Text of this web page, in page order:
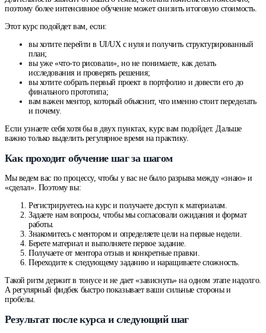
поэтому более интенсивное обучение может снизить итоговую стоимость.
Этот курс подойдет вам, если:
вы хотите перейти в UI/UX с нуля и получить структурированный
план;
вы уже «что-то рисовали», но не понимаете, как делать
исследования и проверять решения;
вы хотите собрать первый проект в портфолио и довести его до
финального прототипа;
вам важен ментор, который объяснит, что именно стоит переделать
и почему.
Если узнаете себя хотя бы в двух пунктах, курс вам подойдет. Дальше
важно только выделить регулярное время на практику.
Как проходит обучение шаг за шагом
Мы ведем вас по процессу, чтобы у вас не было разрыва между «знаю» и
«сделал». Поэтому вы:
Регистрируетесь на курс и получаете доступ к материалам.
Задаете нам вопросы, чтобы мы согласовали ожидания и формат
работы.
Знакомитесь с ментором и определяете цели на первые недели.
Берете материал и выполняете первое задание.
Получаете от ментора отзыв и конкретные правки.
Переходите к следующему заданию и наращиваете сложность.
Такой ритм держит в тонусе и не дает «зависнуть» на одном этапе надолго.
А регулярный фидбек быстро показывает ваши сильные стороны и
пробелы.
Результат после курса и следующий шаг